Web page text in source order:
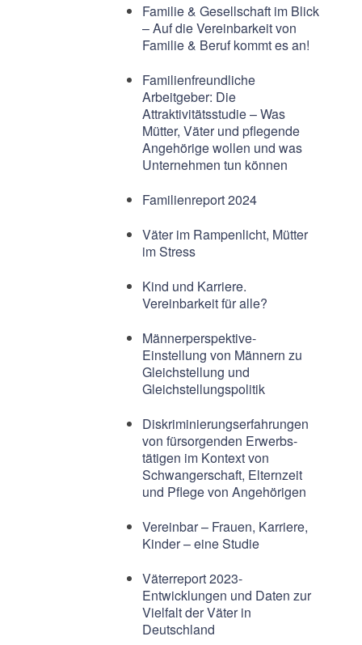
Familie & Gesellschaft im Blick
– Auf die Vereinbarkeit von
Familie & Beruf kommt es an!
Familienfreundliche
Arbeitgeber: Die
Attraktivitätsstudie – Was
Mütter, Väter und pflegende
Angehörige wollen und was
Unternehmen tun können
Familienreport 2024
Väter im Rampenlicht, Mütter
im Stress
Kind und Karriere.
Vereinbarkeit für alle?
Männerperspektive-
Einstellung von Männern zu
Gleichstellung und
Gleichstellungspolitik
Diskriminierungserfahrungen
von fürsorgenden Erwerbs-
tätigen im Kontext von
Schwangerschaft, Elternzeit
und Pflege von Angehörigen
Vereinbar – Frauen, Karriere,
Kinder – eine Studie
Väterreport 2023-
Entwicklungen und Daten zur
Vielfalt der Väter in
Deutschland